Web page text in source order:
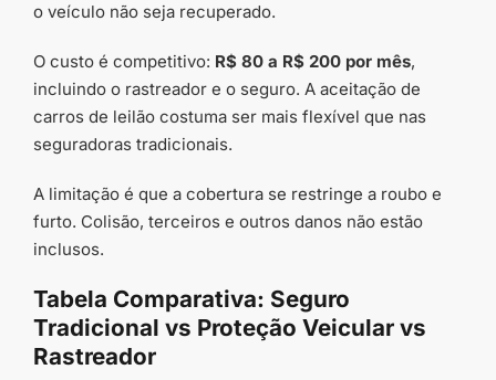
o veículo não seja recuperado.
O custo é competitivo: R$ 80 a R$ 200 por mês,
incluindo o rastreador e o seguro. A aceitação de
carros de leilão costuma ser mais flexível que nas
seguradoras tradicionais.
A limitação é que a cobertura se restringe a roubo e
furto. Colisão, terceiros e outros danos não estão
inclusos.
Tabela Comparativa: Seguro
Tradicional vs Proteção Veicular vs
Rastreador